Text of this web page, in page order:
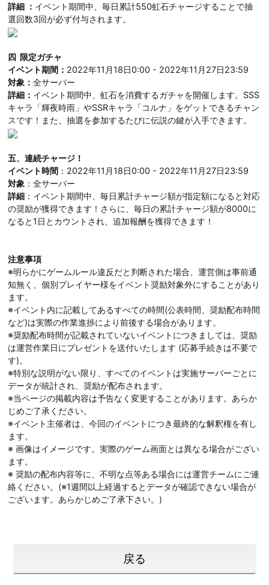
詳細 ： イベント期間中、毎日累計550虹石チャージすることで抽
選回数3回が必ず付与されます。
四 限定ガチャ
イベント期間： 2022年11月18日0:00 - 2022年11月27日23:59
対象：全サーバー
詳細： イベント期間中、虹石を消費するガチャを開催します。SSS
キャラ「輝夜時雨」やSSRキャラ「コルナ」をゲットできるチャン
スです！また、抽選を参加するたびに伝説の鍵が入手できます。
五、連続チャージ！
イベント時間 ：2022年11月18日0:00 - 2022年11月27日23:59
対象 ：全サーバー
詳細 ：イベント期間中、毎日累計チャージ額が指定額になると対応
の奨励が獲得できます！さらに、毎日の累計チャージ額が8000に
なると1日とカウントされ、追加報酬を獲得できます！
注意事項
※明らかにゲームルール違反だと判断された場合、運営側は事前通
知無く、個別プレイヤー様をイベント奨励対象外にすることがあり
ます。
※イベント内に記載してあるすべての時間(公表時間、奨励配布時間
など)は実際の作業進捗により前後する場合があります。
※奨励配布時間が記載されていないイベントにつきましては、奨励
は運営作業日にプレゼントを送付いたします (応募手続きは不要で
す)。
※特別な説明がない限り、すべてのイベントは実施サーバーごとに
データが統計され、奨励が配布されます。
※当ページの掲載内容は予告なく変更することがあります。あらか
じめご了承ください。
※イベント主催者は、今回のイベントにつき最終的な解釈権を有し
ます。
※ 画像はイメージです。実際のゲーム画面とは異なる場合がござい
ます。
※ 奨励の配布内容等に、不明な点等ある場合には運営チームにご連
絡ください。(※1週間以上経過するとデータが確認できない場合が
ございます。あらかじめご了承下さい。)
戻る